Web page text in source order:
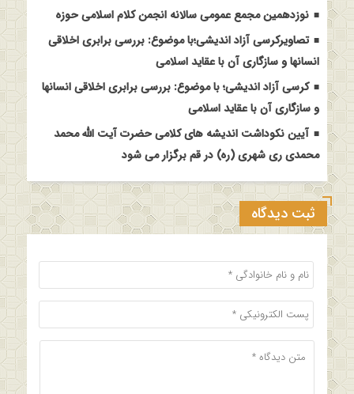
نوزدهمین مجمع عمومی سالانه انجمن کلام اسلامی حوزه
تصاویرکرسی آزاد اندیشی؛با موضوع: بررسی برابری اخلاقی
انسانها و سازگاری آن با عقاید اسلامی
کرسی آزاد اندیشی؛ با موضوع: بررسی برابری اخلاقی انسانها
و سازگاری آن با عقاید اسلامی
آیین نکوداشت اندیشه های کلامی حضرت آیت الله محمد
محمدی ری شهری (ره) در قم برگزار می شود
ثبت دیدگاه